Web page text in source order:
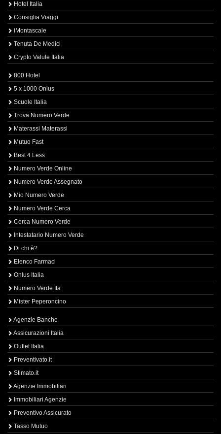
Hotel Italia
Consiglia Viaggi
iMontascale
Tenuta De Medici
Crypto Valute Italia
800 Hotel
5 x 1000 Onlus
Scuole Italia
Trova Numero Verde
Materassi Materassi
Mutuo Fast
Best 4 Less
Numero Verde Online
Numero Verde Assegnato
Mio Numero Verde
Numero Verde Cerca
Cerca Numero Verde
Intestatario Numero Verde
Di chi è?
Elenco Farmaci
Onlus Italia
Numero Verde Ita
Mister Peperoncino
Agenzie Banche
Assicurazioni Italia
Outlet Italia
Preventivato.it
Stimato.it
Agenzie Immobiliari
Immobiliari Agenzie
Preventivo Assicurato
Tasso Mutuo